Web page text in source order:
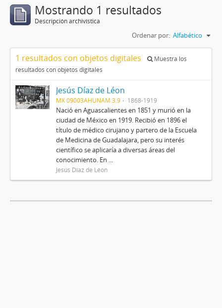
Mostrando 1 resultados
Descripción archivística
Ordenar por: Alfabético
1 resultados con objetos digitales
Muestra los
resultados con objetos digitales
Jesús Díaz de Léon
MX 09003AHUNAM 3.9 1868-1919
Nació en Aguascalientes en 1851 y murió en la
ciudad de México en 1919. Recibió en 1896 el
título de médico cirujano y partero de la Escuela
de Medicina de Guadalajara, pero su interés
científico se aplicaría a diversas áreas del
conocimiento. En ...
Jesús Díaz de Léon